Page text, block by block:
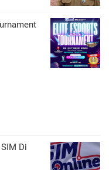
Di